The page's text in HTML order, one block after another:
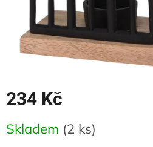
234 Kč
cena:
Skladem (2 ks)